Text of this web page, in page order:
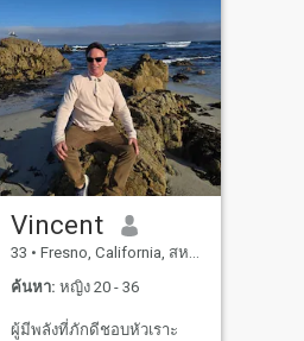
Vincent
33 • Fresno, California, สหรัฐอเมริกา
ค้นหา: หญิง 20 - 36
ผู้มีพลังที่ภักดีชอบหัวเราะ